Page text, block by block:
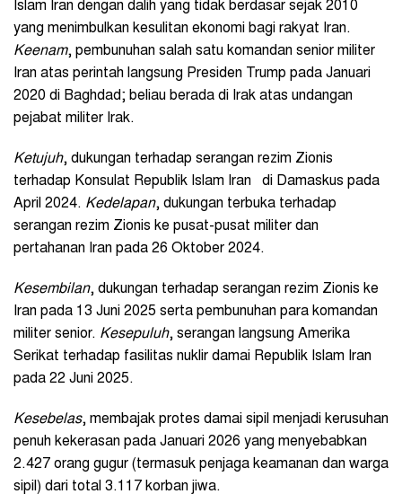
Islam Iran dengan dalih yang tidak berdasar sejak 2010
yang menimbulkan kesulitan ekonomi bagi rakyat Iran.
Keenam, pembunuhan salah satu komandan senior militer
Iran atas perintah langsung Presiden Trump pada Januari
2020 di Baghdad; beliau berada di Irak atas undangan
pejabat militer Irak.
Ketujuh, dukungan terhadap serangan rezim Zionis
terhadap Konsulat Republik Islam Iran di Damaskus pada
April 2024. Kedelapan, dukungan terbuka terhadap
serangan rezim Zionis ke pusat-pusat militer dan
pertahanan Iran pada 26 Oktober 2024.
Kesembilan, dukungan terhadap serangan rezim Zionis ke
Iran pada 13 Juni 2025 serta pembunuhan para komandan
militer senior. Kesepuluh, serangan langsung Amerika
Serikat terhadap fasilitas nuklir damai Republik Islam Iran
pada 22 Juni 2025.
Kesebelas, membajak protes damai sipil menjadi kerusuhan
penuh kekerasan pada Januari 2026 yang menyebabkan
2.427 orang gugur (termasuk penjaga keamanan dan warga
sipil) dari total 3.117 korban jiwa.